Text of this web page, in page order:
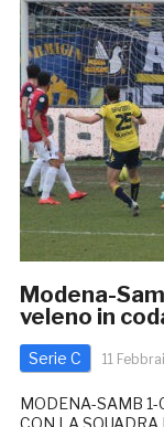
Modena-
veleno in
Serie C 11
MODENA-SAMB 1-